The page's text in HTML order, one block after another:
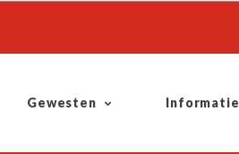
Gewesten Informatie